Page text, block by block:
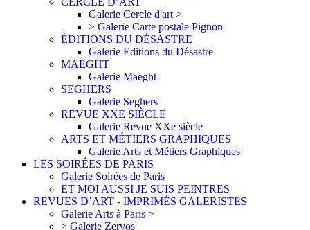
Galerie Cercle d'art >
> Galerie Carte postale Pignon
ÉDITIONS DU DÉSASTRE
Galerie Editions du Désastre
MAEGHT
Galerie Maeght
SEGHERS
Galerie Seghers
REVUE XXE SIÈCLE
Galerie Revue XXe siècle
ARTS ET MÉTIERS GRAPHIQUES
Galerie Arts et Métiers Graphiques
LES SOIRÉES DE PARIS
Galerie Soirées de Paris
ET MOI AUSSI JE SUIS PEINTRES
REVUES D’ART - IMPRIMÉS GALERISTES
Galerie Arts à Paris >
> Galerie Zervos